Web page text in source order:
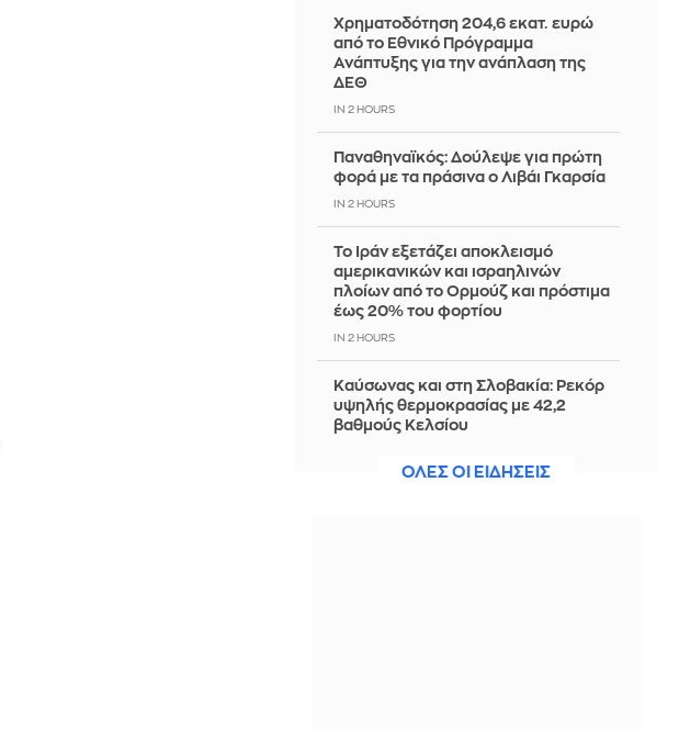
Χρηματοδότηση 204,6 εκατ. ευρώ
από το Εθνικό Πρόγραμμα
Ανάπτυξης για την ανάπλαση της
ΔΕΘ
IN 2 HOURS
Παναθηναϊκός: Δούλεψε για πρώτη
φορά με τα πράσινα ο Λιβάι Γκαρσία
IN 2 HOURS
Το Ιράν εξετάζει αποκλεισμό
αμερικανικών και ισραηλινών
πλοίων από το Ορμούζ και πρόστιμα
έως 20% του φορτίου
IN 2 HOURS
Καύσωνας και στη Σλοβακία: Ρεκόρ
υψηλής θερμοκρασίας με 42,2
βαθμούς Κελσίου
ΟΛΕΣ ΟΙ ΕΙΔΗΣΕΙΣ